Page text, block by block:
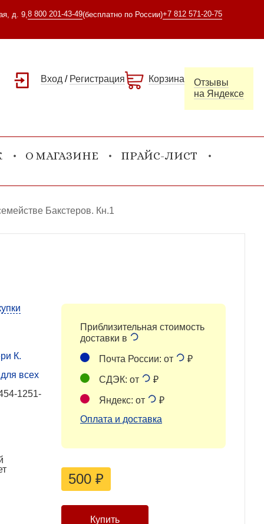
д. 9, 8 800 201-43-49(бесплатно по России)+7 812 571-20-75
Вход / Регистрация Корзина
Отзывы
на Яндексе
О МАГАЗИНЕ ПРАЙС-ЛИСТ
Бакстеров. Кн.1
К.
всех
1251-
Приблизительная стоимость
доставки в
Почта России: от ₽
СДЭК: от ₽
Яндекс: от
₽
Оплата и доставка
500 ₽